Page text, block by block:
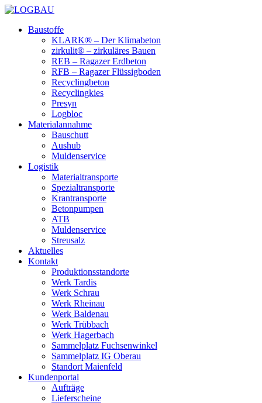
Baustoffe
KLARK® – Der Klimabeton
zirkulit® – zirkuläres Bauen
REB – Ragazer Erdbeton
RFB – Ragazer Flüssigboden
Recyclingbeton
Recyclingkies
Presyn
Logbloc
Materialannahme
Bauschutt
Aushub
Muldenservice
Logistik
Materialtransporte
Spezialtransporte
Krantransporte
Betonpumpen
ATB
Muldenservice
Streusalz
Aktuelles
Kontakt
Produktionsstandorte
Werk Tardis
Werk Schrau
Werk Rheinau
Werk Baldenau
Werk Trübbach
Werk Hagerbach
Sammelplatz Fuchsenwinkel
Sammelplatz IG Oberau
Standort Maienfeld
Kundenportal
Aufträge
Lieferscheine